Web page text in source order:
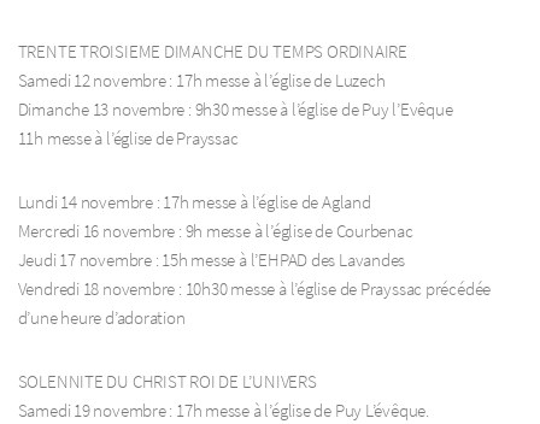
TRENTE TROISIEME DIMANCHE DU TEMPS ORDINAIRE
Samedi 12 novembre : 17h messe à l’église de Luzech
Dimanche 13 novembre : 9h30 messe à l’église de Puy l’Evêque
11h messe à l’église de Prayssac
Lundi 14 novembre : 17h messe à l’église de Agland
Mercredi 16 novembre : 9h messe à l’église de Courbenac
Jeudi 17 novembre : 15h messe à l’EHPAD des Lavandes
Vendredi 18 novembre : 10h30 messe à l’église de Prayssac précédée
d’une heure d’adoration
SOLENNITE DU CHRIST ROI DE L’UNIVERS
Samedi 19 novembre : 17h messe à l’église de Puy L’évêque.